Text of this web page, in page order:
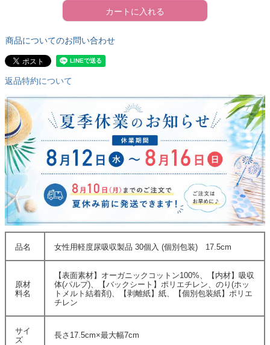
カートに入れる
商品についてのお問い合わせ
返品特約について
品名 女性用軽度尿吸収製品 30個入 (個別包装) 17.5cm
原材
料名
【表面素材】オーガニックコットン100%、【内材】吸収
体(パルプ)、【バックシート】ポリエチレン、のり(ホッ
トメルト結着剤)、【剥離紙】紙、【個別包装紙】ポリエ
チレン
サイ
ズ
長さ17.5cm×最大幅7cm